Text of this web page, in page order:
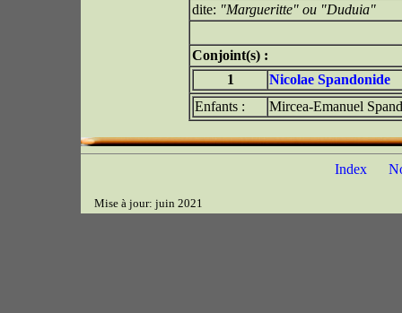
dite: "Margueritte" ou "Duduia"
Conjoint(s) :
1
Nicolae Spandonide
Enfants :
Mircea-Emanuel
Index
Mise à jour: juin 2021